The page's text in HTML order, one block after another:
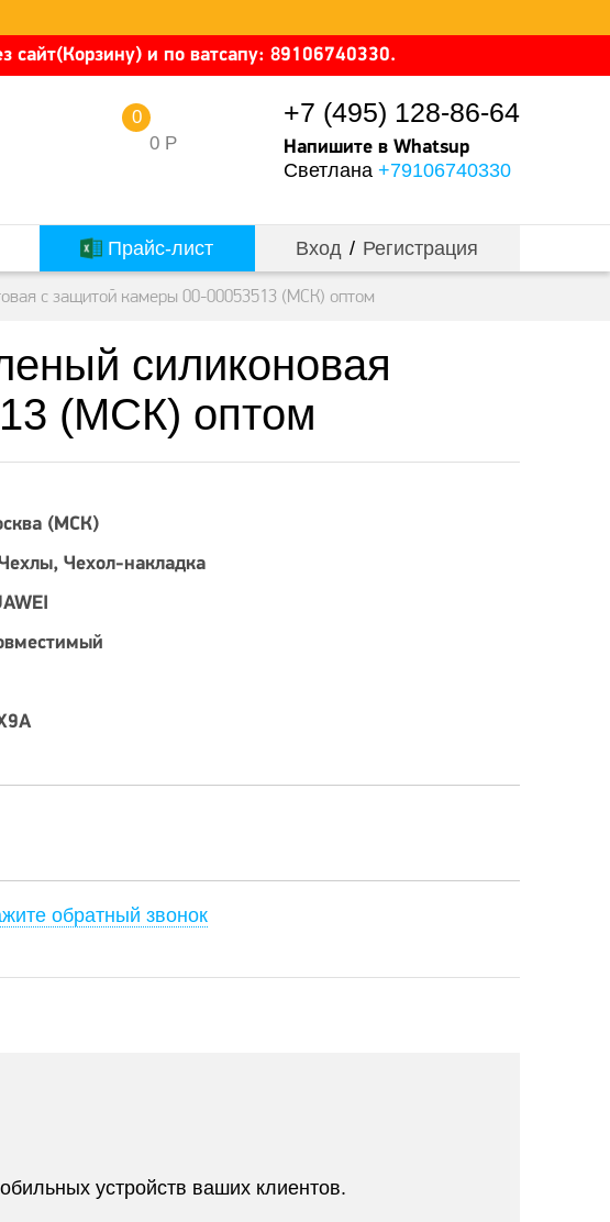
и по ватсапу: 89106740330.
0 Р
0 +7 (495) 128-86-64
Напишите в Whatsup
Светлана +79106740330
Прайс-лист Вход / Регистрация
с защитой камеры 00-00053513 (МСК) оптом
силиконовая
(МСК) оптом
(МСК)
Чехол-накладка
обратный звонок
устройств ваших клиентов.